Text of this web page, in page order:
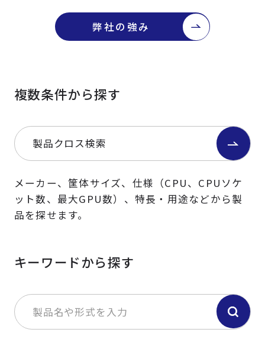
弊社の強み
複数条件から探す
製品クロス検索
メーカー、筐体サイズ、仕様（CPU、CPUソケ
ット数、最大GPU数）、特長・用途などから製
品を探せます。
キーワードから探す